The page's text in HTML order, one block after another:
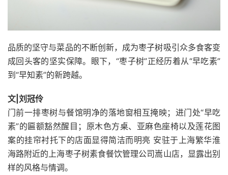
品质的坚守与菜品的不断创新，成为枣子树吸引众多食客变
成回头客的坚实保障。眼下，“枣子树”正经历着从“早吃素”
到“早知素”的新跨越。
文|刘冠伶
门前一排枣树与餐馆明净的落地窗相互掩映；进门处“早吃
素”的匾额豁然醒目；原木色方桌、亚麻色座椅以及莲花图
案的挂帘衬托下的店面显得简洁而明亮 安驻于上海繁华淮
海路附近的上海枣子树素食餐饮管理公司嵩山店，显露出别
样的风格与情调。